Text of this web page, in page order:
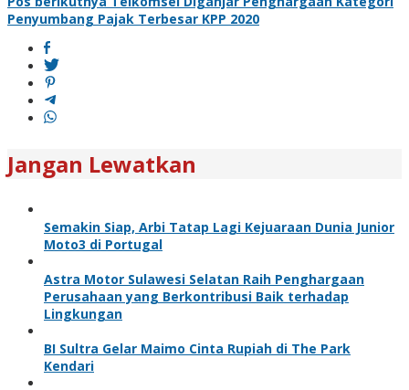
Penyumbang Pajak Terbesar KPP 2020
Jangan Lewatkan
Semakin Siap, Arbi Tatap Lagi Kejuaraan Dunia Junior
Moto3 di Portugal
Astra Motor Sulawesi Selatan Raih Penghargaan
Perusahaan yang Berkontribusi Baik terhadap
Lingkungan
BI Sultra Gelar Maimo Cinta Rupiah di The Park
Kendari